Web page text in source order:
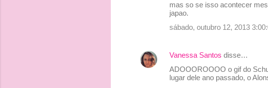
mas so se isso acontecer
japao.
sábado, outubro 12, 2013
Vanessa Santos disse…
ADOOOROOOO o gif do
lugar dele ano passado, o